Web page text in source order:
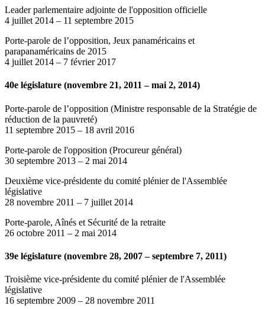
Leader parlementaire adjointe de l'opposition officielle
4 juillet 2014 – 11 septembre 2015
Porte-parole de l’opposition, Jeux panaméricains et
parapanaméricains de 2015
4 juillet 2014 – 7 février 2017
40e législature (novembre 21, 2011 – mai 2, 2014)
Porte-parole de l’opposition (Ministre responsable de la Stratégie de
réduction de la pauvreté)
11 septembre 2015 – 18 avril 2016
Porte-parole de l'opposition (Procureur général)
30 septembre 2013 – 2 mai 2014
Deuxième vice-présidente du comité plénier de l'Assemblée
législative
28 novembre 2011 – 7 juillet 2014
Porte-parole, Aînés et Sécurité de la retraite
26 octobre 2011 – 2 mai 2014
39e législature (novembre 28, 2007 – septembre 7, 2011)
Troisième vice-présidente du comité plénier de l'Assemblée
législative
16 septembre 2009 – 28 novembre 2011